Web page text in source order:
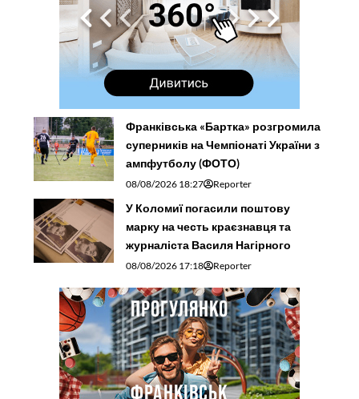
Франківська «Бартка» розгромила
суперників на Чемпіонаті України з
ампфутболу (ФОТО)
08/08/2026 18:27 Reporter
У Коломиї погасили поштову
марку на честь краєзнавця та
журналіста Василя Нагірного
08/08/2026 17:18 Reporter